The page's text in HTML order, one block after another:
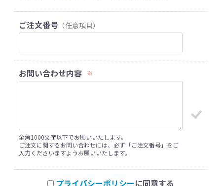
ご注文番号 （任意項目）
お問い合わせ内容 ※
全角1000文字以下でお願いいたします。
ご注文に関するお問い合わせには、必ず「ご注文番号」をご
入力くださいますようお願いいたします。
プライバシーポリシーに同意する